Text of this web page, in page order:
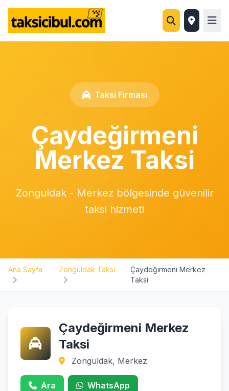
Taksi Firması
Çaydeğirmeni
Merkez Taksi
Zonguldak - Merkez bölgesinde güvenilir
taksi hizmeti
Ana Sayfa Zonguldak Taksi
Çaydeğirmeni Merkez
Taksi
Çaydeğirmeni Merkez
Taksi
Zonguldak, Merkez
Ara WhatsApp